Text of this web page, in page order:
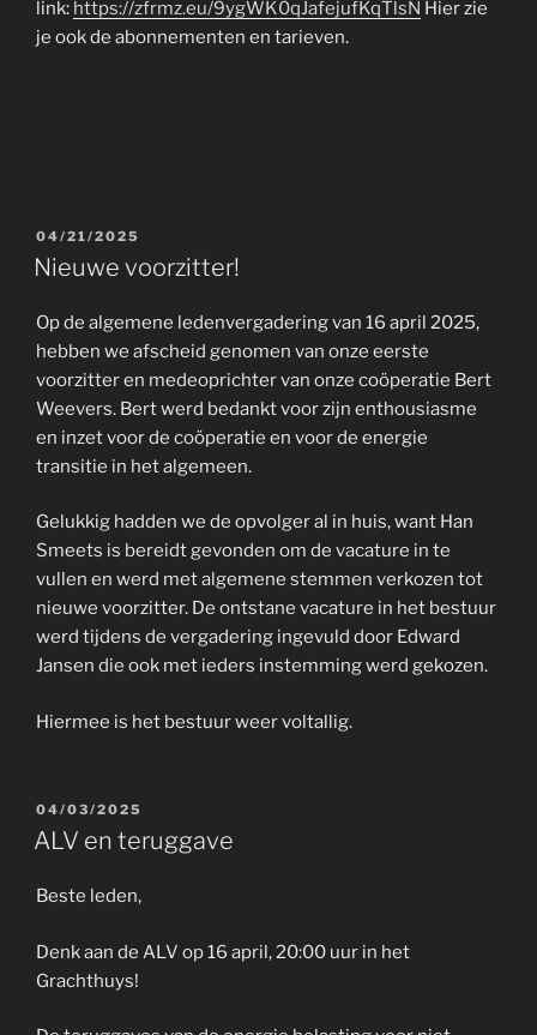
link: https://zfrmz.eu/9ygWK0qJafejufKqTlsN Hier zie
je ook de abonnementen en tarieven.
GEPLAATST
OP
04/21/2025
Nieuwe voorzitter!
Op de algemene ledenvergadering van 16 april 2025,
hebben we afscheid genomen van onze eerste
voorzitter en medeoprichter van onze coöperatie Bert
Weevers. Bert werd bedankt voor zijn enthousiasme
en inzet voor de coöperatie en voor de energie
transitie in het algemeen.
Gelukkig hadden we de opvolger al in huis, want Han
Smeets is bereidt gevonden om de vacature in te
vullen en werd met algemene stemmen verkozen tot
nieuwe voorzitter. De ontstane vacature in het bestuur
werd tijdens de vergadering ingevuld door Edward
Jansen die ook met ieders instemming werd gekozen.
Hiermee is het bestuur weer voltallig.
GEPLAATST
OP
04/03/2025
ALV en teruggave
Beste leden,
Denk aan de ALV op 16 april, 20:00 uur in het
Grachthuys!